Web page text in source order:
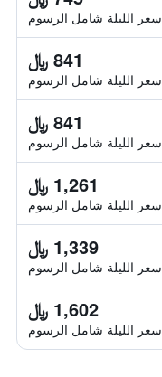
سعر الليلة شامل الرسوم
841 ﷼
سعر الليلة شامل الرسوم
841 ﷼
سعر الليلة شامل الرسوم
1,261 ﷼
سعر الليلة شامل الرسوم
1,339 ﷼
سعر الليلة شامل الرسوم
1,602 ﷼
سعر الليلة شامل الرسوم